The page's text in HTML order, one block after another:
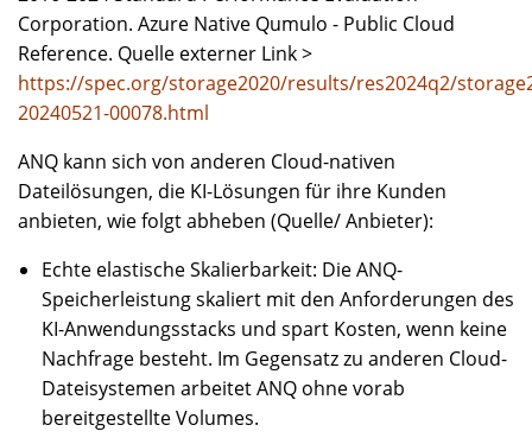
Corporation. Azure Native Qumulo - Public Cloud
Reference. Quelle externer Link >
https://spec.org/storage2020/results/res2024q2/
20240521-00078.html
ANQ kann sich von anderen Cloud-nativen
Dateilösungen, die KI-Lösungen für ihre Kunden
anbieten, wie folgt abheben (Quelle/ Anbieter):
Echte elastische Skalierbarkeit: Die ANQ-
Speicherleistung skaliert mit den Anforderungen des
KI-Anwendungsstacks und spart Kosten, wenn keine
Nachfrage besteht. Im Gegensatz zu anderen Cloud-
Dateisystemen arbeitet ANQ ohne vorab
bereitgestellte Volumes.